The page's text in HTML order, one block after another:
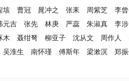
垓 曹冠 晁冲之 张耒 周紫芝 李
元吉 张先 林庚 严蕊 朱淑真 李涉
木 聂绀弩 柳亚子 沈从文 周作人
吴淮生 南怀瑾 傅斯年 梁漱溟 郑